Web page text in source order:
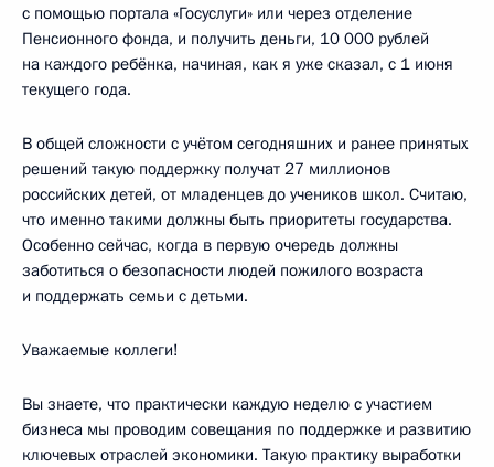
с помощью портала «Госуслуги» или через отделение
Пенсионного фонда, и получить деньги, 10 000 рублей
на каждого ребёнка, начиная, как я уже сказал, с 1 июня
текущего года.
В общей сложности с учётом сегодняшних и ранее принятых
решений такую поддержку получат 27 миллионов
российских детей, от младенцев до учеников школ. Считаю,
что именно такими должны быть приоритеты государства.
Особенно сейчас, когда в первую очередь должны
заботиться о безопасности людей пожилого возраста
и поддержать семьи с детьми.
Уважаемые коллеги!
Вы знаете, что практически каждую неделю с участием
бизнеса мы проводим совещания по поддержке и развитию
ключевых отраслей экономики. Такую практику выработки